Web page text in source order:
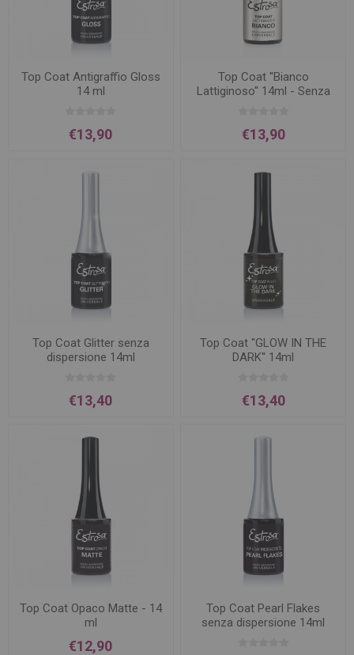
Top Coat Antigraffio Gloss
14 ml
€13,90
Top Coat ''Bianco
Lattiginoso'' 14ml - Senza
€13,90
Top Coat Glitter senza
dispersione 14ml
€13,40
Top Coat ''GLOW IN THE
DARK'' 14ml
€13,40
Top Coat Opaco Matte - 14
ml
€12,90
Top Coat Pearl Flakes
senza dispersione 14ml